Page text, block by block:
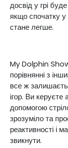
досвід у грі
якщо спочатку
стане легше.
My Dolphin Show
порівнянні з
все ж
ігор. Ви
допомогою
зрозуміло та
реактивності і
звикнути.